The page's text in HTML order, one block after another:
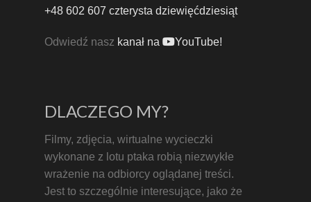
+48 602 607 czterysta dziewięćdziesiąt
Odwiedź nasz kanał na YouTube!
DLACZEGO MY?
Filmy, zdjęcia, wirtualne wycieczki
wykonane z lotu ptaka robią niezwykłe
wrażenie na odbiorcy oglądanej treści.
Jest to szczególnie interesujące, jako że